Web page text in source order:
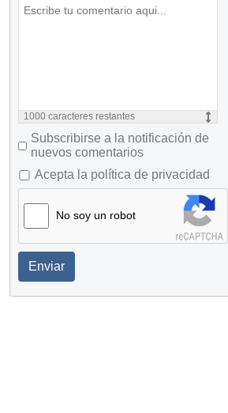
1000 caracteres restantes
Subscribirse a la notificación de
nuevos comentarios
Acepta la política de privacidad
No soy un robot
Enviar